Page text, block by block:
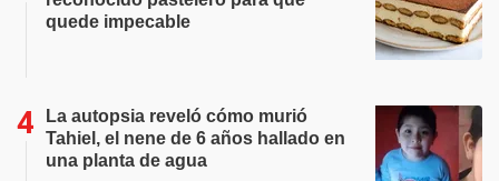
quede impecable
La autopsia reveló cómo murió
Tahiel, el nene de 6 años hallado en
una planta de agua